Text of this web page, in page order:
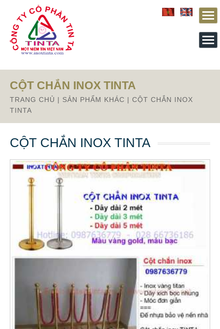
Từ mục này trở xuống là mã nguồn Zalo
CỘT CHẮN INOX TINTA
TRANG CHỦ | SẢN PHẨM KHÁC | CỘT CHẮN INOX
TINTA
CỘT CHẮN INOX TINTA